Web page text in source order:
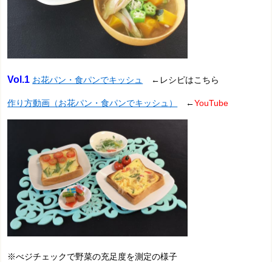
Vol.1 お花パン・食パンでキッシュ ←レシピはこちら
作り方動画（お花パン・食パンでキッシュ） ←YouTube
※べジチェックで野菜の充足度を測定の様子